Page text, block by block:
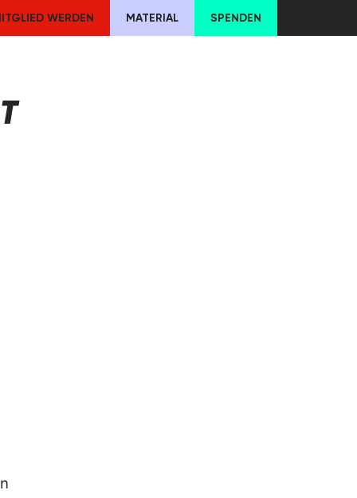
WERDEN MATERIAL SPENDEN